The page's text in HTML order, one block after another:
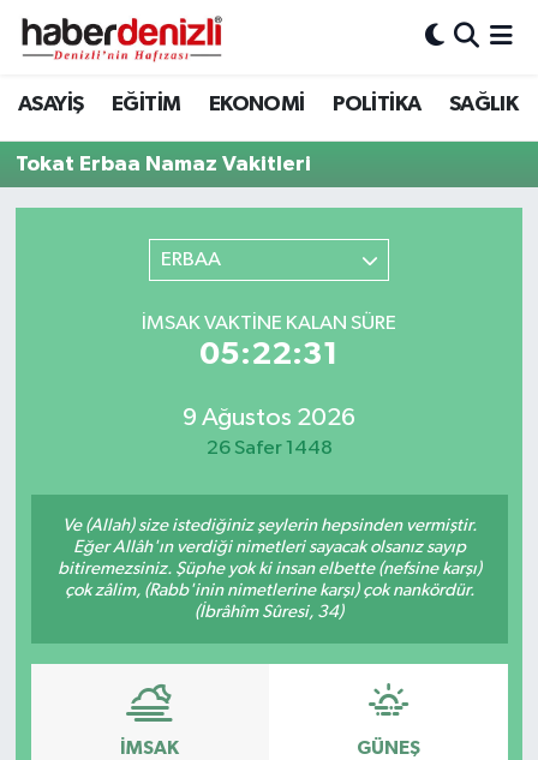
ASAYİŞ EĞİTİM EKONOMİ POLİTİKA SAĞLIK
Tokat Erbaa Namaz Vakitleri
ERBAA
İMSAK VAKTINE KALAN SÜRE
05:22:31
9 Ağustos 2026
26 Safer 1448
Ve (Allah) size istediğiniz şeylerin hepsinden vermiştir.
Eğer Allâh'ın verdiği nimetleri sayacak olsanız sayıp
bitiremezsiniz. Şüphe yok ki insan elbette (nefsine karşı)
çok zâlim, (Rabb'inin nimetlerine karşı) çok nankördür.
(İbrâhîm Sûresi, 34)
İMSAK GÜNEŞ
Denizli Nöbetçi Eczaneler
Denizli Hava Durumu
Denizli Trafik Yoğunluk Haritası
Tüm Manşetler